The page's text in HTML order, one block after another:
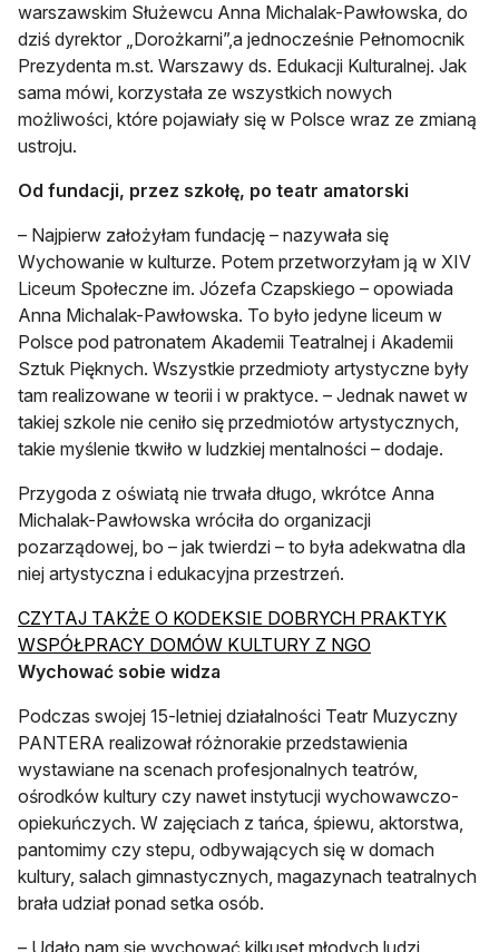
warszawskim Służewcu Anna Michalak-Pawłowska, do
dziś dyrektor „Dorożkarni”,a jednocześnie Pełnomocnik
Prezydenta m.st. Warszawy ds. Edukacji Kulturalnej. Jak
sama mówi, korzystała ze wszystkich nowych
możliwości, które pojawiały się w Polsce wraz ze zmianą
ustroju.
Od fundacji, przez szkołę, po teatr amatorski
– Najpierw założyłam fundację – nazywała się
Wychowanie w kulturze. Potem przetworzyłam ją w XIV
Liceum Społeczne im. Józefa Czapskiego – opowiada
Anna Michalak-Pawłowska. To było jedyne liceum w
Polsce pod patronatem Akademii Teatralnej i Akademii
Sztuk Pięknych. Wszystkie przedmioty artystyczne były
tam realizowane w teorii i w praktyce. – Jednak nawet w
takiej szkole nie ceniło się przedmiotów artystycznych,
takie myślenie tkwiło w ludzkiej mentalności – dodaje.
Przygoda z oświatą nie trwała długo, wkrótce Anna
Michalak-Pawłowska wróciła do organizacji
pozarządowej, bo – jak twierdzi – to była adekwatna dla
niej artystyczna i edukacyjna przestrzeń.
CZYTAJ TAKŻE O KODEKSIE DOBRYCH PRAKTYK
WSPÓŁPRACY DOMÓW KULTURY Z NGO
Wychować sobie widza
Podczas swojej 15-letniej działalności Teatr Muzyczny
PANTERA realizował różnorakie przedstawienia
wystawiane na scenach profesjonalnych teatrów,
ośrodków kultury czy nawet instytucji wychowawczo-
opiekuńczych. W zajęciach z tańca, śpiewu, aktorstwa,
pantomimy czy stepu, odbywających się w domach
kultury, salach gimnastycznych, magazynach teatralnych
brała udział ponad setka osób.